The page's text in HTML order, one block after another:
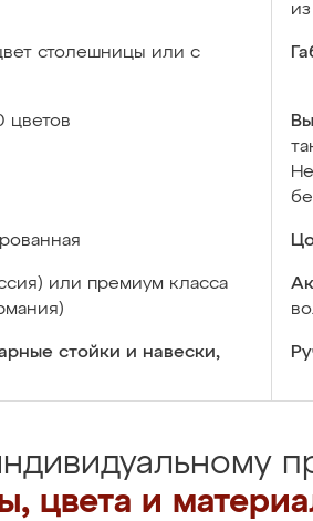
столешницы или с
цветов
или премиум класса
стойки и навески,
цвета и